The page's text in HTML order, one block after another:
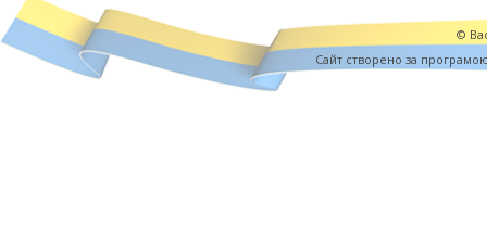
©
Cайт створено за